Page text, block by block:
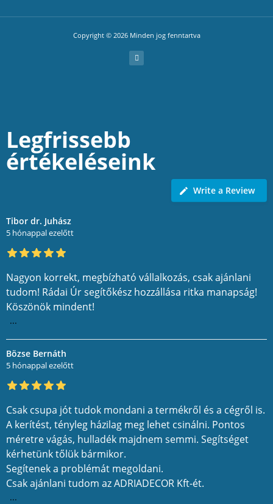
Copyright © 2026 Minden jog fenntartva
Legfrissebb
értékeléseink
Write a Review
Tibor dr. Juhász
5 hónappal ezelőtt
Nagyon korrekt, megbízható vállalkozás, csak ajánlani
tudom! Rádai Úr segítőkész hozzállása ritka manapság!
Köszönök mindent!
...
Bözse Bernáth
5 hónappal ezelőtt
Csak csupa jót tudok mondani a termékről és a cégről is.
A kerítést, tényleg házilag meg lehet csinálni. Pontos
méretre vágás, hulladék majdnem semmi. Segítséget
kérhetünk tőlük bármikor.
Segítenek a problémát megoldani.
Csak ajánlani tudom az ADRIADECOR Kft-ét.
...